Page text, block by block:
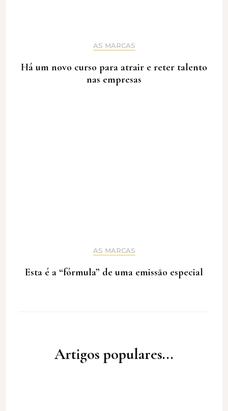
AS MARCAS
Há um novo curso para atrair e reter talento
nas empresas
AS MARCAS
Esta é a “fórmula” de uma emissão especial
Artigos populares...